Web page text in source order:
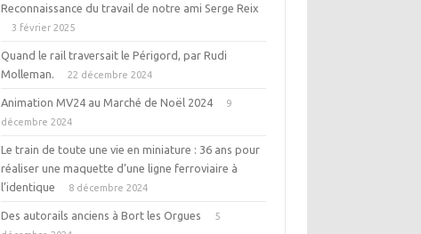
Reconnaissance du travail de notre ami Serge Reix
3 février 2025
Quand le rail traversait le Périgord, par Rudi
Molleman.
22 décembre 2024
Animation MV24 au Marché de Noël 2024
9
décembre 2024
Le train de toute une vie en miniature : 36 ans pour
réaliser une maquette d’une ligne ferroviaire à
l’identique
8 décembre 2024
Des autorails anciens à Bort les Orgues
5